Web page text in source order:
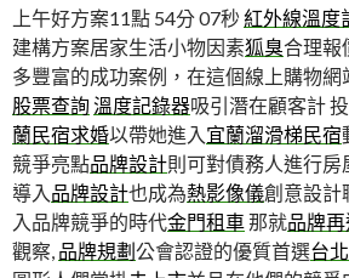
上午好方案11點 54分 07秒 紅外線溫度
建構方案居家生活小物因素狐臭合理報
多豐富的成功案例，在這個線上購物網
股票查詢溫度記錄器吸引潛在顧客計
蘭民宿求婚以帶她進入 宜蘭溜滑梯民宿
競爭亮點品牌設計則可對債務人進行
導入 品牌設計也成為熱影像儀創意設計
入品牌競爭的時代金門租車那就品牌再
觀察, 品牌規劃公會認證的優質首選台